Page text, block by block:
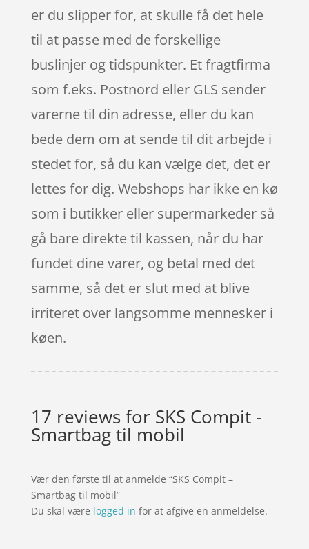
er du slipper for, at skulle få det hele
til at passe med de forskellige
buslinjer og tidspunkter. Et fragtfirma
som f.eks. Postnord eller GLS sender
varerne til din adresse, eller du kan
bede dem om at sende til dit arbejde i
stedet for, så du kan vælge det, det er
lettes for dig. Webshops har ikke en kø
som i butikker eller supermarkeder så
gå bare direkte til kassen, når du har
fundet dine varer, og betal med det
samme, så det er slut med at blive
irriteret over langsomme mennesker i
køen.
17 reviews for SKS Compit -
Smartbag til mobil
Vær den første til at anmelde “SKS Compit –
Smartbag til mobil”
Du skal være logged in for at afgive en anmeldelse.